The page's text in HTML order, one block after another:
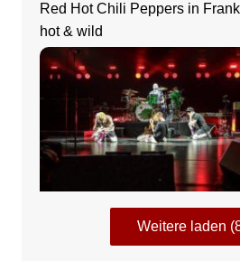
Red Hot Chili Peppers in
hot & wild
Weitere laden